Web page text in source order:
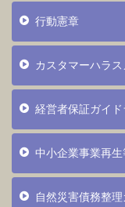
行動憲章
カスタマーハラ
経営者保証ガイド
中小企業事業再
自然災害債務整